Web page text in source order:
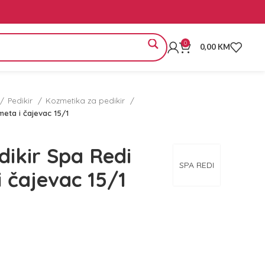
0 0,00 KM
Pedikir
Kozmetika za pedikir
i čajevac 15/1
SPA REDI
Spa Redi
15/1